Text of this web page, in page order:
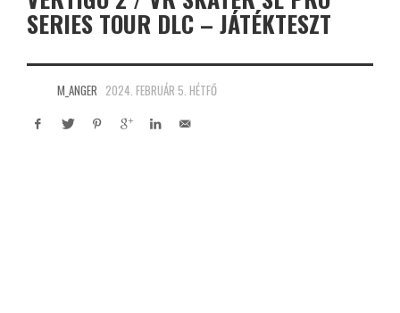
SERIES TOUR DLC – JÁTÉKTESZT
M_ANGER 2024. FEBRUÁR 5. HÉTFŐ